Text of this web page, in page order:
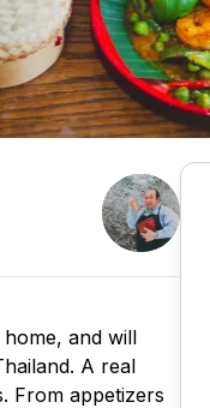
and will
A real
From appetizers